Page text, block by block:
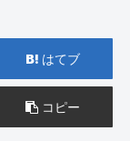
はてブ
コピー